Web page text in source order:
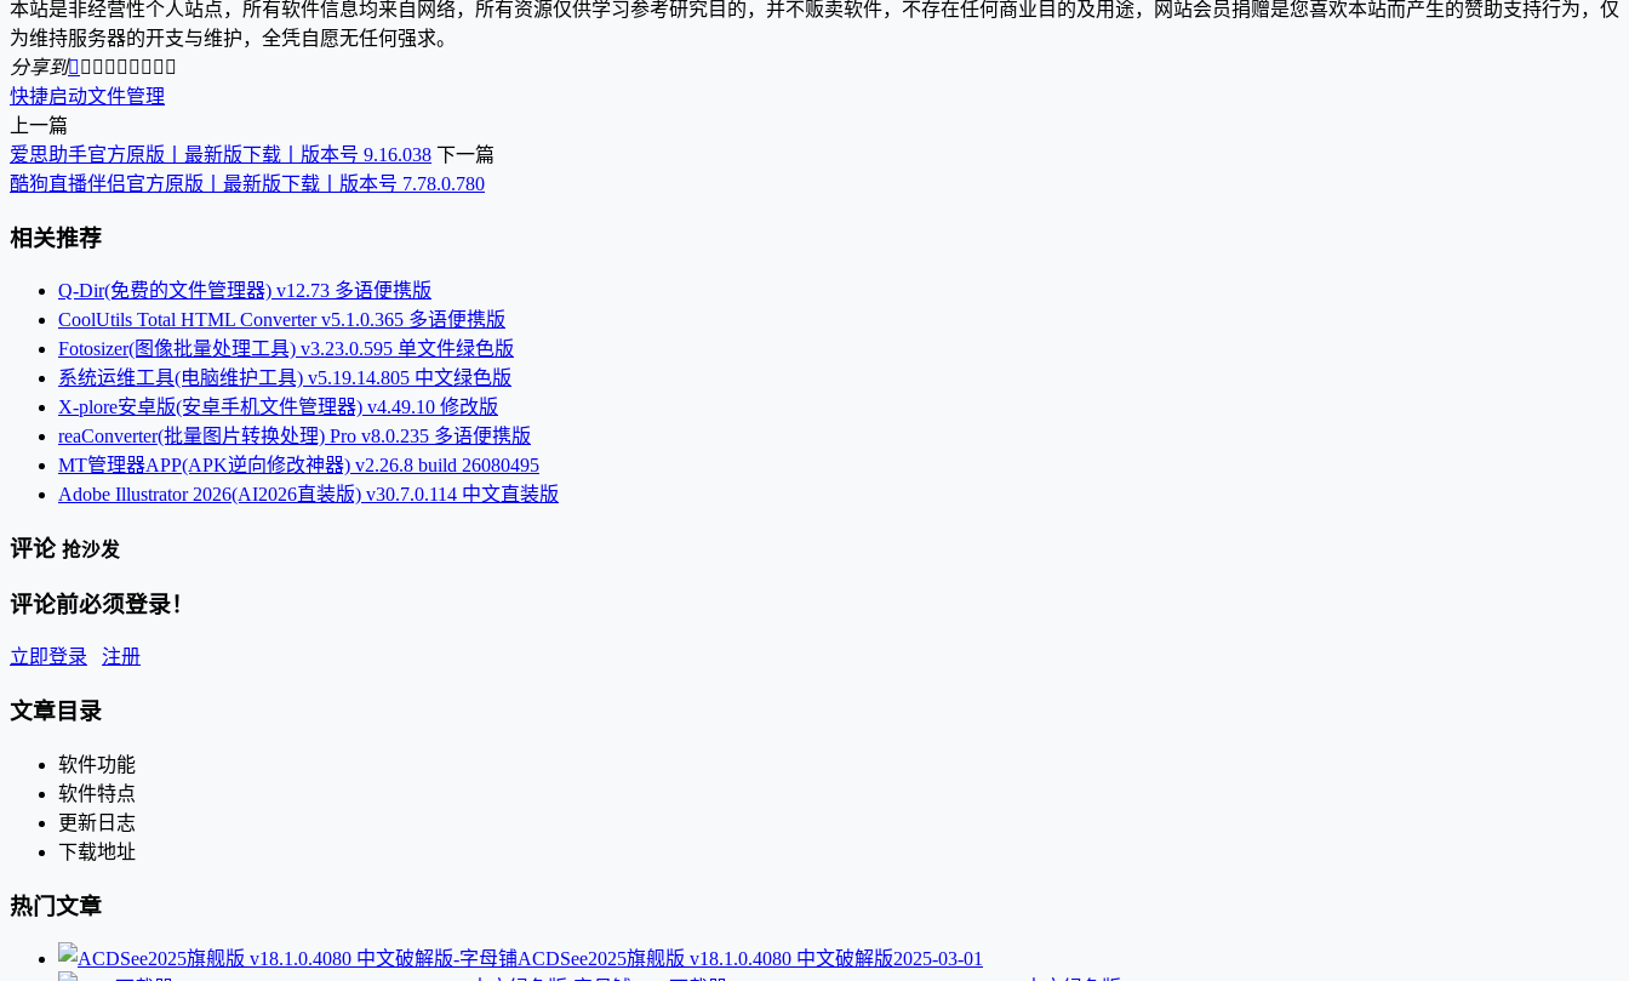
本站是非经营性个人站点，所有软件信息均来自网络，所有资源仅供学习参考研究目的，并不贩卖软件，不存在任何商业目的及用途，网站会员捐赠是您喜欢本站而产生的赞助支持行为，仅
为维持服务器的开支与维护，全凭自愿无任何强求。
分享到        
快捷启动文件管理
上一篇
爱思助手官方原版丨最新版下载丨版本号 9.16.038 下一篇
酷狗直播伴侣官方原版丨最新版下载丨版本号 7.78.0.780
相关推荐
Q-Dir(免费的文件管理器) v12.73 多语便携版
CoolUtils Total HTML Converter v5.1.0.365 多语便携版
Fotosizer(图像批量处理工具) v3.23.0.595 单文件绿色版
系统运维工具(电脑维护工具) v5.19.14.805 中文绿色版
X-plore安卓版(安卓手机文件管理器) v4.49.10 修改版
reaConverter(批量图片转换处理) Pro v8.0.235 多语便携版
MT管理器APP(APK逆向修改神器) v2.26.8 build 26080495
Adobe Illustrator 2026(AI2026直装版) v30.7.0.114 中文直装版
评论 抢沙发
评论前必须登录！
立即登录 注册
文章目录
软件功能
软件特点
更新日志
下载地址
热门文章
ACDSee2025旗舰版 v18.1.0.4080 中文破解版2025-03-01